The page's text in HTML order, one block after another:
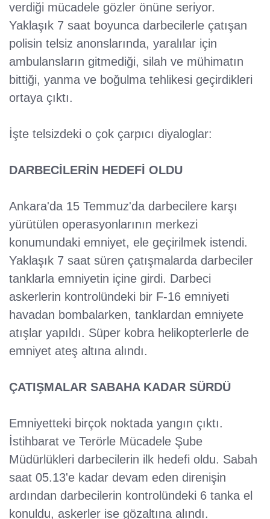
verdiği mücadele gözler önüne seriyor.
Yaklaşık 7 saat boyunca darbecilerle çatışan
polisin telsiz anonslarında, yaralılar için
ambulansların gitmediği, silah ve mühimatın
bittiği, yanma ve boğulma tehlikesi geçirdikleri
ortaya çıktı.
İşte telsizdeki o çok çarpıcı diyaloglar:
DARBECİLERİN HEDEFİ OLDU
Ankara'da 15 Temmuz'da darbecilere karşı
yürütülen operasyonlarının merkezi
konumundaki emniyet, ele geçirilmek istendi.
Yaklaşık 7 saat süren çatışmalarda darbeciler
tanklarla emniyetin içine girdi. Darbeci
askerlerin kontrolündeki bir F-16 emniyeti
havadan bombalarken, tanklardan emniyete
atışlar yapıldı. Süper kobra helikopterlerle de
emniyet ateş altına alındı.
ÇATIŞMALAR SABAHA KADAR SÜRDÜ
Emniyetteki birçok noktada yangın çıktı.
İstihbarat ve Terörle Mücadele Şube
Müdürlükleri darbecilerin ilk hedefi oldu. Sabah
saat 05.13'e kadar devam eden direnişin
ardından darbecilerin kontrolündeki 6 tanka el
konuldu, askerler ise gözaltına alındı.